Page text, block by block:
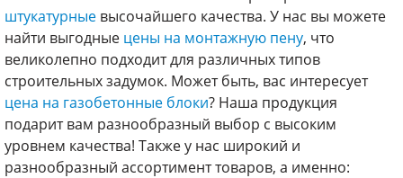
штукатурные высочайшего качества. У нас вы можете
найти выгодные цены на монтажную пену, что
великолепно подходит для различных типов
строительных задумок. Может быть, вас интересует
цена на газобетонные блоки? Наша продукция
подарит вам разнообразный выбор с высоким
уровнем качества! Также у нас широкий и
разнообразный ассортимент товаров, а именно: